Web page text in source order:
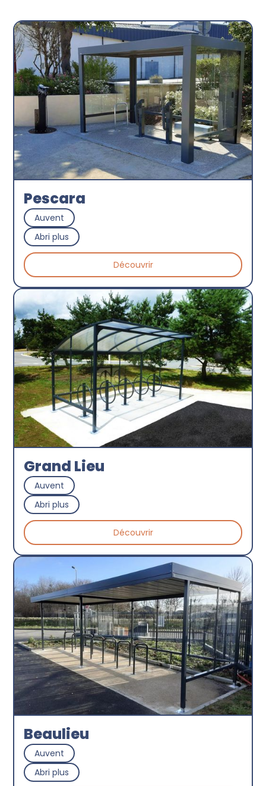
Pescara
Auvent
Abri plus
Découvrir
Grand Lieu
Auvent
Abri plus
Découvrir
Beaulieu
Auvent
Abri plus